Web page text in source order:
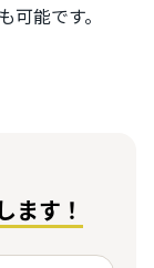
能です。
ます！